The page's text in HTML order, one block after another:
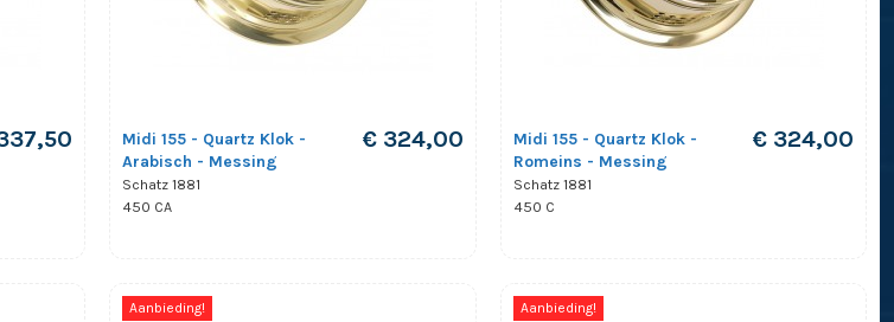
Midi 155 - Quartz Klok -
Arabisch - Messing
Schatz 1881
450 CA
€ 324,00
Midi 155 - Quartz Klok -
Romeins - Messing
Schatz 1881
450 C
€ 324,00
Aanbieding!
Aanbieding!